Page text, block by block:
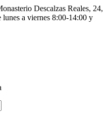
Descalzas Reales, 24,
lunes a viernes 8:00-14:00 y